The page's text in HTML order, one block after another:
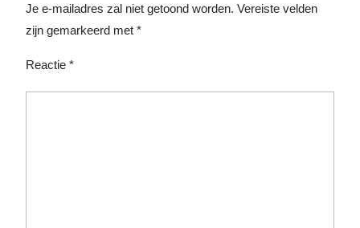
Je e-mailadres zal niet getoond worden. Vereiste velden
zijn gemarkeerd met *
Reactie *